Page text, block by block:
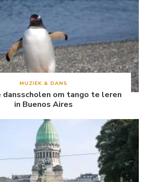
MUZIEK & DANS
dansscholen om tango te leren
in Buenos Aires